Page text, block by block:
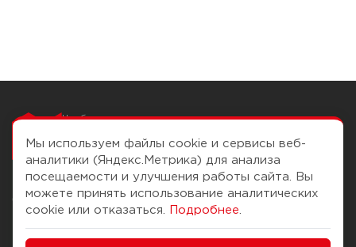
Чтобы вам легко
О компании
История Компании
Помощь
Доставка и оплата
Мы используем файлы cookie и сервисы веб-
аналитики (Яндекс.Метрика) для анализа
посещаемости и улучшения работы сайта. Вы
можете принять использование аналитических
cookie или отказаться.
Подробнее